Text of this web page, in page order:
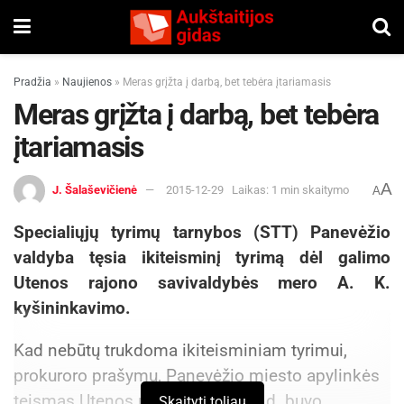
Pradžia » Naujienos » Meras grįžta į darbą, bet tebėra įtariamasis
Meras grįžta į darbą, bet tebėra
įtariamasis
J. Šalaševičienė 2015-12-29 Laikas: 1 min skaitymo AA
Specialiųjų tyrimų tarnybos (STT) Panevėžio
valdyba tęsia ikiteisminį tyrimą dėl galimo
Utenos rajono savivaldybės mero A. K.
kyšininkavimo.
Kad nebūtų trukdoma ikiteisminiam tyrimui,
prokuroro prašymu, Panevėžio miesto apylinkės